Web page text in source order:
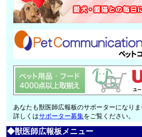
あなたも獣医師広報板のサポーターになりま
詳しくはサポーター募集をご覧ください。
◆獣医師広報板メニュー